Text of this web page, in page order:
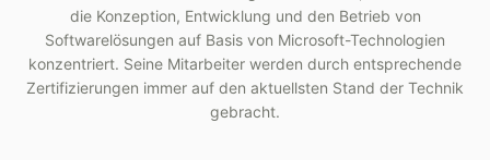
die Konzeption, Entwicklung und den Betrieb von
Softwarelösungen auf Basis von Microsoft-Technologien
konzentriert. Seine Mitarbeiter werden durch entsprechende
Zertifizierungen immer auf den aktuellsten Stand der Technik
gebracht.